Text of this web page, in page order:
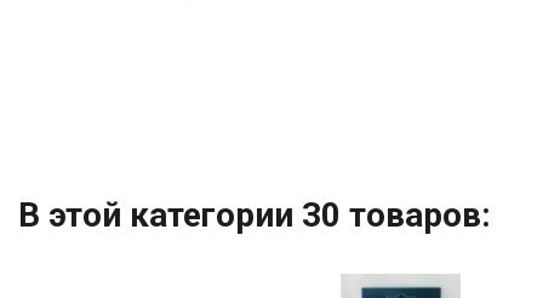
В этой категории 30 товаров: